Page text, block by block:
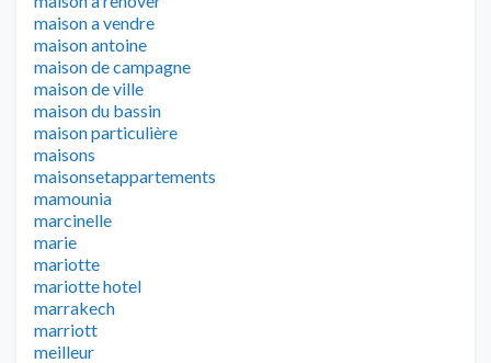
maison a vendre
maison antoine
maison de campagne
maison de ville
maison du bassin
maison particulière
maisons
maisonsetappartements
mamounia
marcinelle
marie
mariotte
mariotte hotel
marrakech
marriott
meilleur